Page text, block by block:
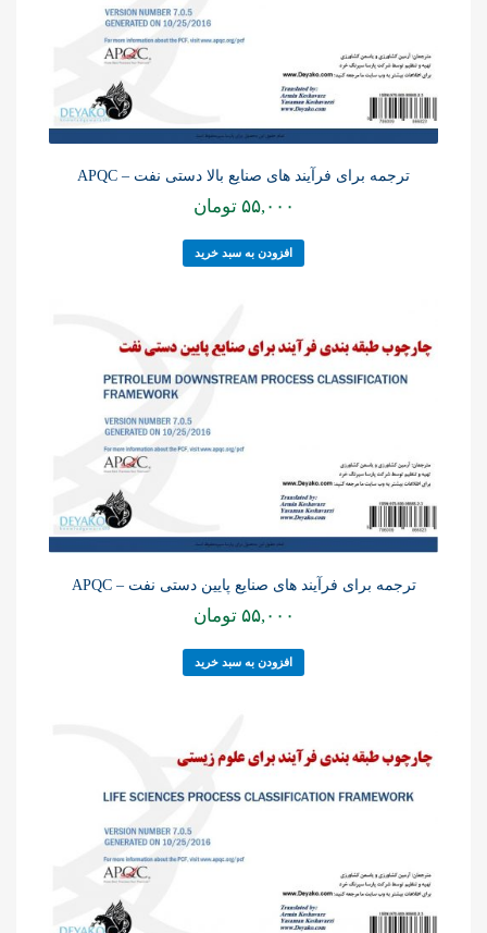
ترجمه برای فرآیند های صنایع بالا دستی نفت – APQC
۵۵,۰۰۰ تومان
افزودن به سبد خرید
ترجمه برای فرآیند های صنایع پایین دستی نفت – APQC
۵۵,۰۰۰ تومان
افزودن به سبد خرید